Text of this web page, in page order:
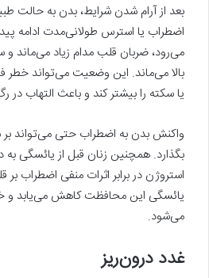
بعد از آرام شدن شرایط، بدن به حالت
اضطراب یا استرس طولانی‌مدت ادامه
می‌رود، ضربان قلب مدام زیاد
بالا می‌ماند. این وضعیت می‌تواند خطر
یا سکته را بیشتر کند و باعث التهاب در
واکنش بدن به اضطراب حتی می‌تواند
بگذارد. همچنین زنان قبل از یائسگی
استروژن در برابر اثرات منفی اضطراب بر
یائسگی این محافظت کاهش می‌یابد و
می‌شود.
غدد درون‌ریز